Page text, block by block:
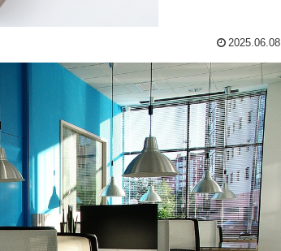
2025.06.08